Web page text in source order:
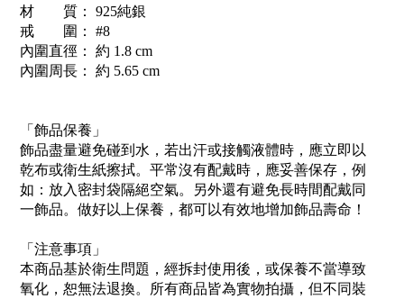
材 質： 925純銀
戒 圍： #8
內圍直徑： 約 1.8 cm
內圍周長： 約 5.65 cm
「飾品保養」
飾品盡量避免碰到水，若出汗或接觸液體時，應立即以
乾布或衛生紙擦拭。平常沒有配戴時，應妥善保存，例
如：放入密封袋隔絕空氣。另外還有避免長時間配戴同
一飾品。做好以上保養，都可以有效地增加飾品壽命！
「注意事項」
本商品基於衛生問題，經拆封使用後，或保養不當導致
氧化，恕無法退換。所有商品皆為實物拍攝，但不同裝